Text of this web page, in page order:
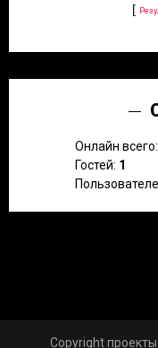
[
Онлайн всего:
Гостей: 1
Copyright